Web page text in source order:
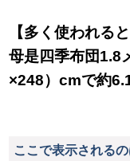
【多く使われる
母是四季布団1.8
×248）cmで約
ここで表示される